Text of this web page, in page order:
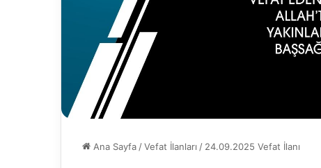
Ana Sayfa/Vefat İlanları / 24.09.2025 Vefat İlanı